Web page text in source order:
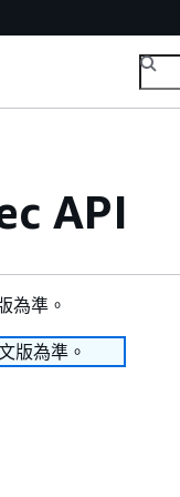
API
為準。
版為準。